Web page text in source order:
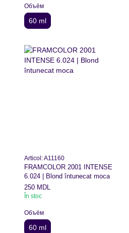
Объём
60 ml
Articol: A11160
FRAMCOLOR 2001 INTENSE
6.024 | Blond întunecat moca
250 MDL
În stoc
Объём
60 ml